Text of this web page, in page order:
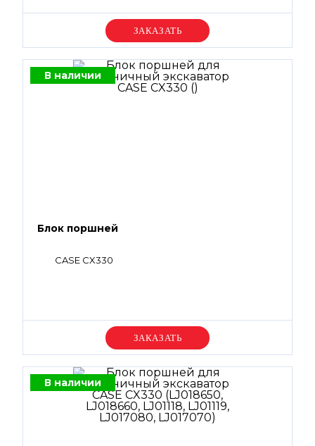
Уточняйте цену
В наличии
Блок поршней
CASE CX330
Уточняйте цену
В наличии